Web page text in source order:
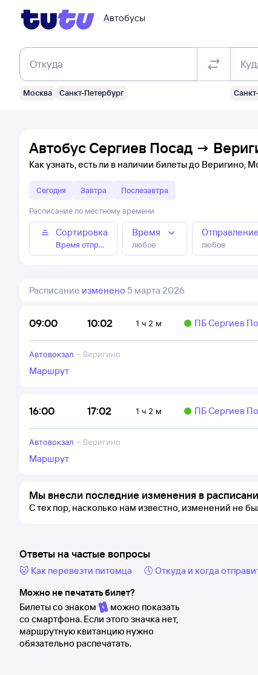
Автобусы
Откуда
Москва Санкт-Петербург
Автобус Сергиев Посад →
Как узнать, есть ли в наличии билеты до Веригино,
Сегодня Завтра Послезавтра
Расписание по местному времени
Сортировка
Время отправления
Время
любое
Отправление
любое
Расписание изменено 5 марта 2026
09:00 10:02 1 ч 2 м ПБ Сергиев
Автовокзал – Веригино
Маршрут
16:00 17:02 1 ч 2 м ПБ Сергиев
Автовокзал – Веригино
Маршрут
Мы внесли последние изменения в
С тех пор, насколько нам известно, изменений не
Ответы на частые вопросы
🐱 Как перевезти питомца 🕔 Откуда и когда
Можно не печатать билет?
Билеты со знаком
можно показать
со смартфона. Если этого значка нет,
маршрутную квитанцию нужно
обязательно распечатать.